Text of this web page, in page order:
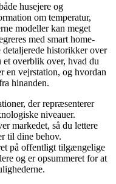
husejere og
om temperatur,
modeller kan meget
med smart home-
detaljerede historikker over
overblik over, hvad du
vejrstation, og hvordan
hinanden.
der repræsenterer
niveauer.
markedet, så du lettere
til dine behov.
på offentligt tilgængelige
og er opsummeret for at